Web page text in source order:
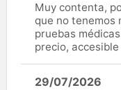
Muy contenta,
que no tenemos
pruebas
precio,
29/07/2026